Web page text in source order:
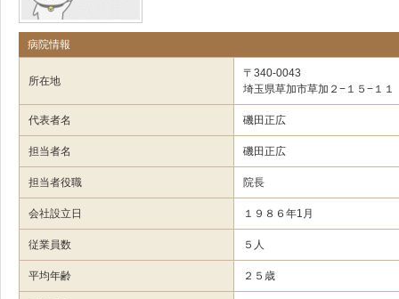
病院情報
所在地
〒340-0043
埼玉県草加市草加２−１５−１１
代表者名 磯田正広
担当者名 磯田正広
担当者役職 院長
会社設立日 １９８６年1月
従業員数 ５人
平均年齢 ２５歳